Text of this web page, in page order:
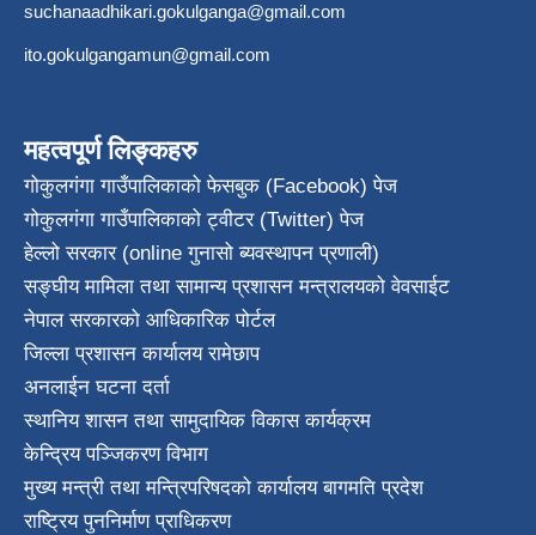
suchanaadhikari.gokulganga@gmail.com
ito.gokulgangamun@gmail.com
महत्वपूर्ण लिङ्कहरु
गोकुलगंगा गाउँपालिकाको फेसबुक (Facebook) पेज
गोकुलगंगा गाउँपालिकाको ट्वीटर (Twitter) पेज
हेल्लो सरकार (online गुनासो ब्यवस्थापन प्रणाली)
सङ्घीय मामिला तथा सामान्य प्रशासन मन्त्रालयको वेवसाईट
नेपाल सरकारको आधिकारिक पोर्टल
जिल्ला प्रशासन कार्यालय रामेछाप
अनलाईन घटना दर्ता
स्थानिय शासन तथा सामुदायिक विकास कार्यक्रम
केन्द्रिय पञ्जिकरण विभाग
मुख्य मन्त्री तथा मन्त्रिपरिषदको कार्यालय बागमति प्रदेश
राष्ट्रिय पुननिर्माण प्राधिकरण